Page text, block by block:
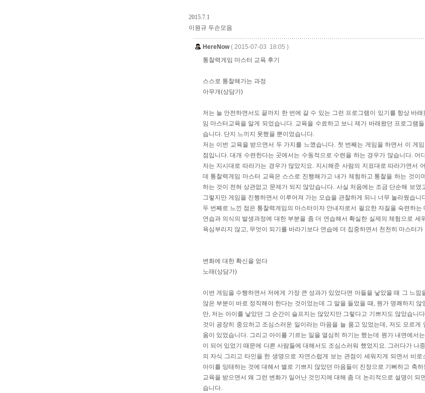
2015.7.1
이원규 두손모음
HereNow ( 2015-07-03 18:05 )
통찰력게임 마스터 교육 후기
스스로 통찰해가는 과정
아무개(상담가)
저는 늘 안전하면서도 끝까지 한 번에 갈 수 있는 그런 프로그램이 있기를 항상 바
임 마스터교육을 알게 되었습니다. 교육을 수료하고 보니 제가 바래왔던 프로그램
습니다. 단지 느끼지 못했을 뿐이었습니다.
저는 이번 교육을 받으면서 두 가지를 느꼈습니다. 첫 번째는 게임을 하면서 이 게
점입니다. 대개 수련한다는 곳에서는 수동적으로 수련을 하는 경우가 많습니다.
자는 지시대로 따라가는 경우가 많았지요. 지시해준 사람의 지표대로 따라가면서
데 통찰력게임 마스터 교육은 스스로 진행해가고 내가 체험하고 통찰을 하는 것
하는 것이 전혀 상관없고 문제가 되지 않았습니다. 사실 처음에는 조금 단순해 보
그렇지만 게임을 진행하면서 이루어져 가는 모습을 관찰하게 되니 너무 놀라웠습니
두 번째로 느낀 점은 통찰력게임의 마스터이자 안내자로서 필요한 자질을 숙련하
연습과 의식의 발생과정에 대한 부분을 좀 더 연습해서 확실한 실제의 체험으로 세
욕심부리지 않고, 무엇이 되기를 바라기보다 연습에 더 집중하면서 천천히 마스터
변화에 대한 확신을 얻다
노래(상담가)
이번 게임을 수행하면서 저에게 가장 큰 성과가 있었다면 아들을 낳았을 때 그 느낌
않은 부분이 바로 정직해야 한다는 것이었는데 그 말을 들었을 때, 뭔가 명쾌하지
만, 저는 아이를 낳았던 그 순간이 슬프지는 않았지만 그렇다고 기쁘지도 않았습니
것이 굉장히 중요하고 조심스러운 일이라는 마음을 늘 품고 있었는데, 저도 모르
움이 있었습니다. 그리고 아이를 기르는 일을 열심히 하기는 했는데 뭔가 내면에서
이 되어 있었기 때문에 다른 사람들에 대해서도 조심스러워 했었지요. 그러다가 나
의 자식 그리고 타인을 한 생명으로 자연스럽게 보는 관점이 세워지게 되면서 비
아이를 잉태하는 것에 대해서 별로 기쁘지 않았던 마음들이 진정으로 기뻐하고 축
교육을 받으면서 왜 그런 변화가 일어난 것인지에 대해 좀 더 논리적으로 설명이 되
습니다.